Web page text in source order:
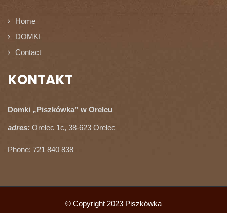
Home
DOMKI
Contact
KONTAKT
Domki „Piszkówka” w Orelcu
adres: Orelec 1c, 38-623 Orelec
Phone: 721 840 838
© Copyright 2023 Piszkówka